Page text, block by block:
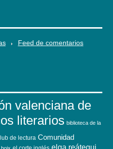
Feed de comentarios
valenciana de
literarios biblioteca de la
de lectura Comunidad
elga reátegui